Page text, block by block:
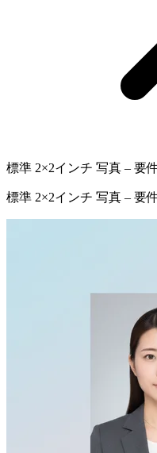
標準 2×2インチ 写真 – 要
標準 2×2インチ 写真 – 要